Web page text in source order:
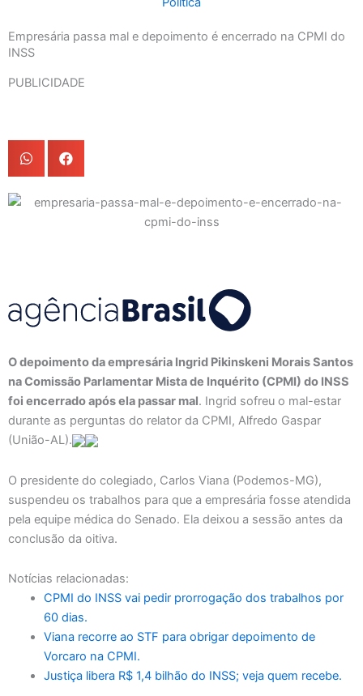
Empresária passa mal e depoimento é encerrado na CPMI do
INSS
PUBLICIDADE
O depoimento da empresária Ingrid Pikinskeni Morais Santos
na Comissão Parlamentar Mista de Inquérito (CPMI) do INSS
foi encerrado após ela passar mal. Ingrid sofreu o mal-estar
durante as perguntas do relator da CPMI, Alfredo Gaspar
(União-AL).
O presidente do colegiado, Carlos Viana (Podemos-MG),
suspendeu os trabalhos para que a empresária fosse atendida
pela equipe médica do Senado. Ela deixou a sessão antes da
conclusão da oitiva.
Notícias relacionadas:
CPMI do INSS vai pedir prorrogação dos trabalhos por
60 dias.
Viana recorre ao STF para obrigar depoimento de
Vorcaro na CPMI.
Justiça libera R$ 1,4 bilhão do INSS; veja quem recebe.